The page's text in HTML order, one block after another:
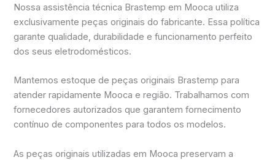
Nossa assistência técnica Brastemp em Mooca utiliza
exclusivamente peças originais do fabricante. Essa política
garante qualidade, durabilidade e funcionamento perfeito
dos seus eletrodomésticos.
Mantemos estoque de peças originais Brastemp para
atender rapidamente Mooca e região. Trabalhamos com
fornecedores autorizados que garantem fornecimento
contínuo de componentes para todos os modelos.
As peças originais utilizadas em Mooca preservam a